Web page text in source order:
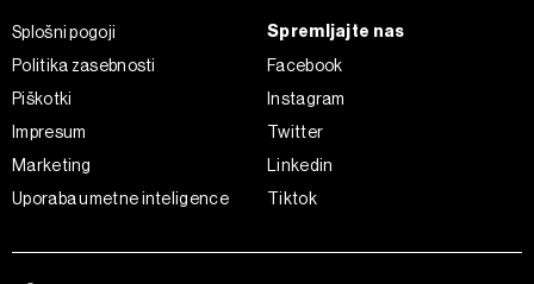
Splošni pogoji
Politika zasebnosti
Piškotki
Impresum
Marketing
Uporaba umetne inteligence
Spremljajte nas
Facebook
Instagram
Twitter
Linkedin
Tiktok